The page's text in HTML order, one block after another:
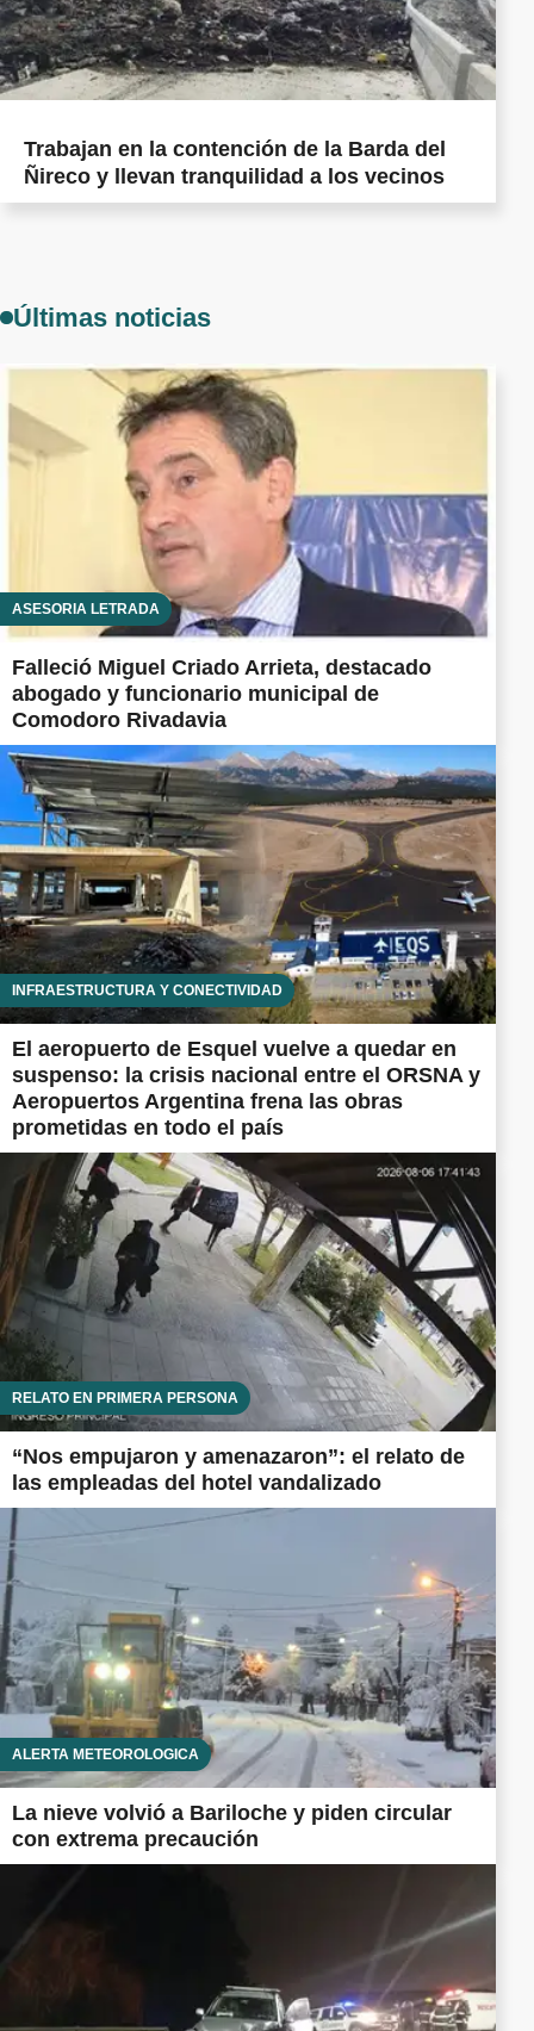
Trabajan en la contención de la Barda del
Ñireco y llevan tranquilidad a los vecinos
Últimas noticias
ASESORÍA LETRADA
Falleció Miguel Criado Arrieta, destacado
abogado y funcionario municipal de
Comodoro Rivadavia
INFRAESTRUCTURA Y CONECTIVIDAD
El aeropuerto de Esquel vuelve a quedar en
suspenso: la crisis nacional entre el ORSNA y
Aeropuertos Argentina frena las obras
prometidas en todo el país
RELATO EN PRIMERA PERSONA
“Nos empujaron y amenazaron”: el relato de
las empleadas del hotel vandalizado
ALERTA METEOROLÓGICA
La nieve volvió a Bariloche y piden circular
con extrema precaución